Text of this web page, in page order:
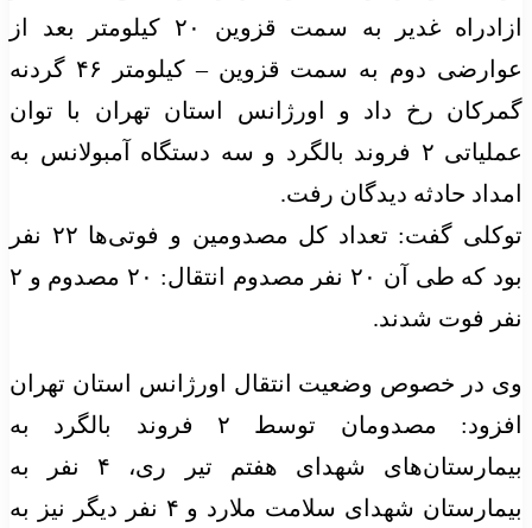
ازادراه
غدیر به سمت قزوین ۲۰ کیلومتر بعد از
عوارضی دوم به سمت قزوین – کیلومتر ۴۶ گردنه
گمرکان رخ داد و اورژانس استان تهران با توان
عملیاتی ۲ فروند بالگرد و سه دستگاه آمبولانس به
امداد حادثه دیدگان رفت.
توکلی گفت: تعداد کل مصدومین و فوتی‌ها ۲۲ نفر
بود که طی آن ۲۰ نفر مصدوم انتقال: ۲۰ مصدوم و ۲
نفر فوت شدند.
وی در خصوص وضعیت انتقال اورژانس استان تهران
افزود: مصدومان توسط ۲ فروند بالگرد به
بیمارستان‌های شهدای هفتم تیر ری، ۴ نفر به
بیمارستان شهدای سلامت ملارد و ۴ نفر دیگر نیز به